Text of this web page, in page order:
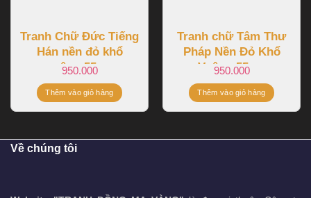
Tranh Chữ Đức Tiếng
Hán nền đỏ khổ
vuông 55cm
950.000
Thêm vào giỏ hàng
Tranh chữ Tâm Thư
Pháp Nền Đỏ Khổ
Vuông 55cm
950.000
Thêm vào giỏ hàng
Về chúng tôi